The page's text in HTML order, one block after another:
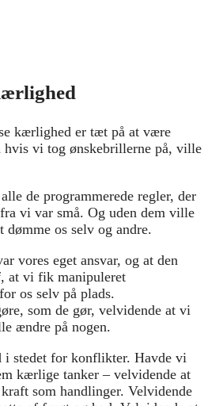
kærlighed er tæt på at være
vi tog ønskebrillerne på, ville
de programmerede regler, der
vi var små. Og uden dem ville
os selv og andre.
vores eget ansvar, og at den
at vi fik manipuleret
os selv på plads.
som de gør, velvidende at vi
ændre på nogen.
stedet for konflikter. Havde vi
kærlige tanker – velvidende at
som handlinger. Velvidende